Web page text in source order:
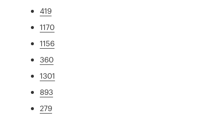
419
1170
1156
360
1301
893
279